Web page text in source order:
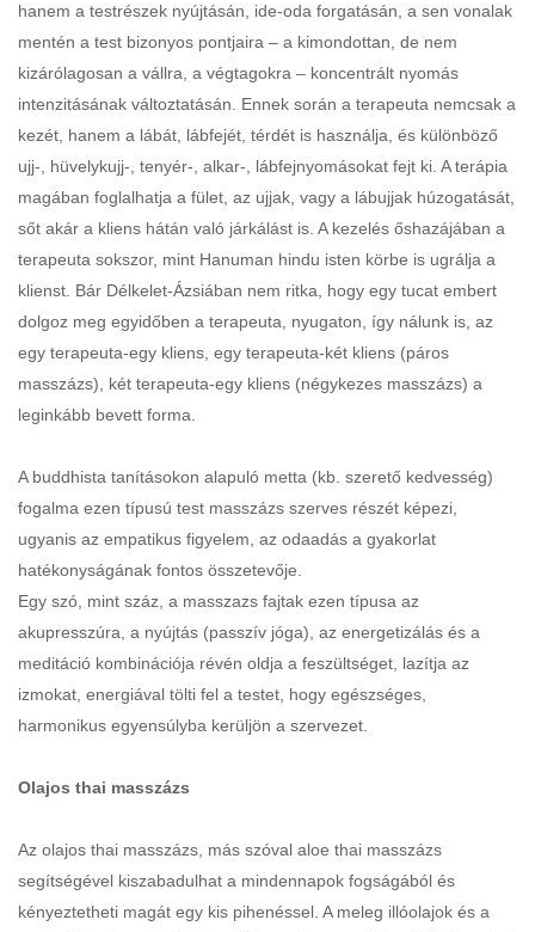
hanem a testrészek nyújtásán, ide-oda forgatásán, a sen vonalak
mentén a test bizonyos pontjaira – a kimondottan, de nem
kizárólagosan a vállra, a végtagokra – koncentrált nyomás
intenzitásának változtatásán. Ennek során a terapeuta nemcsak a
kezét, hanem a lábát, lábfejét, térdét is használja, és különböző
ujj-, hüvelykujj-, tenyér-, alkar-, lábfejnyomásokat fejt ki. A terápia
magában foglalhatja a fület, az ujjak, vagy a lábujjak húzogatását,
sőt akár a kliens hátán való járkálást is. A kezelés őshazájában a
terapeuta sokszor, mint Hanuman hindu isten körbe is ugrálja a
klienst. Bár Délkelet-Ázsiában nem ritka, hogy egy tucat embert
dolgoz meg egyidőben a terapeuta, nyugaton, így nálunk is, az
egy terapeuta-egy kliens, egy terapeuta-két kliens (páros
masszázs), két terapeuta-egy kliens (négykezes masszázs) a
leginkább bevett forma.
A buddhista tanításokon alapuló metta (kb. szerető kedvesség)
fogalma ezen típusú test masszázs szerves részét képezi,
ugyanis az empatikus figyelem, az odaadás a gyakorlat
hatékonyságának fontos összetevője.
Egy szó, mint száz, a masszazs fajtak ezen típusa az
akupresszúra, a nyújtás (passzív jóga), az energetizálás és a
meditáció kombinációja révén oldja a feszültséget, lazítja az
izmokat, energiával tölti fel a testet, hogy egészséges,
harmonikus egyensúlyba kerüljön a szervezet.
Olajos thai masszázs
Az olajos thai masszázs, más szóval aloe thai masszázs
segítségével kiszabadulhat a mindennapok fogságából és
kényeztetheti magát egy kis pihenéssel. A meleg illóolajok és a